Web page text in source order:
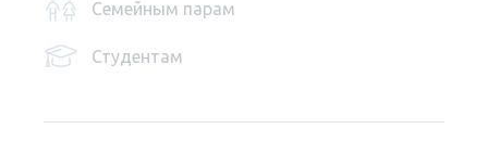
Семейным парам
Студентам